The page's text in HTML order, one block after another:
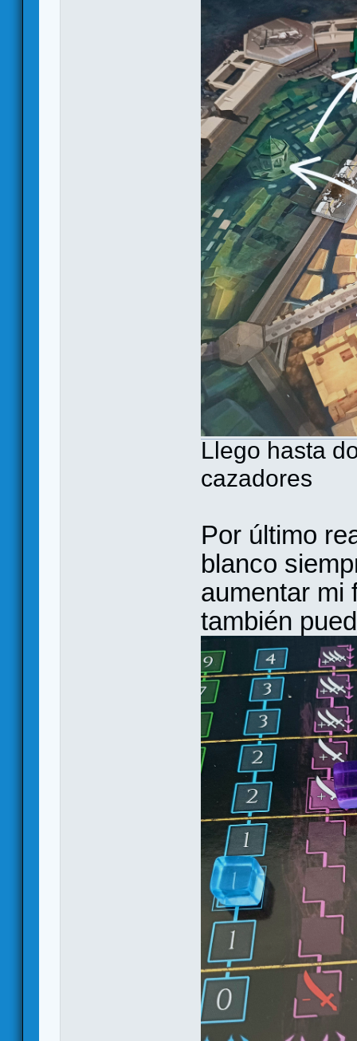
Llego hasta
cazadores
Por último
blanco
aumentar mi
también